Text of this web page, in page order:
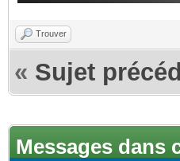
Trouver
« Sujet
Messages dans